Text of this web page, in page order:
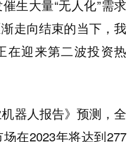
生大量“无人化”需求
走向结束的当下，我
在迎来第二波投资热
器人报告》预测，全
在2023年将达到277